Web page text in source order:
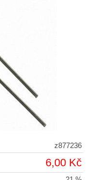
z877236
6,00 Kč